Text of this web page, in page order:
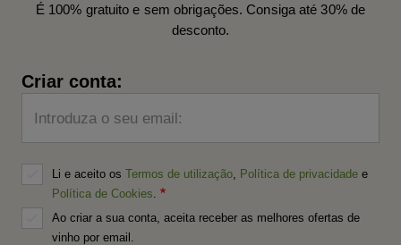
É 100% gratuito e sem obrigações. Consiga até 30% de
desconto.
Criar conta:
Introduza o seu email:
Li e aceito os Termos de utilização Política de privacidade e
Política de Cookies
Ao criar a sua conta, aceita receber as melhores ofertas de
vinho por email.